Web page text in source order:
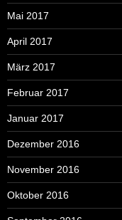
Mai 2017
April 2017
März 2017
Februar 2017
Januar 2017
Dezember 2016
November 2016
Oktober 2016